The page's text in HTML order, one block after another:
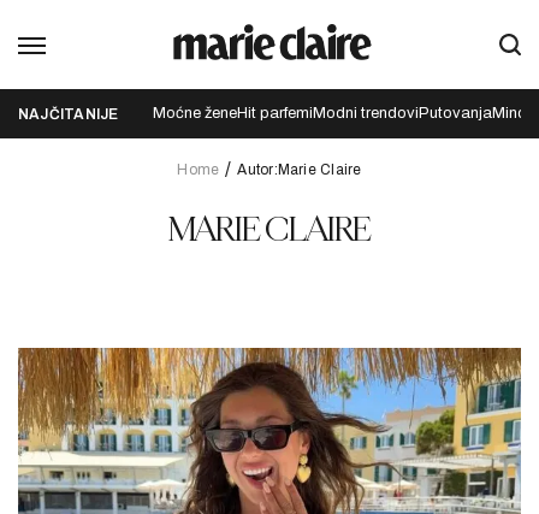
NAJČITANIJE Moćne ženeHit parfemi Modni trendovi Putovanja
Home Autor:Marie Claire
MARIE CLAIRE